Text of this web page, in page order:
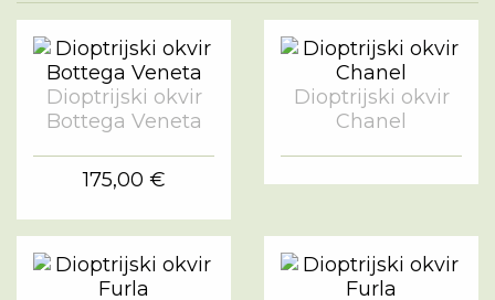
Dioptrijski okvir
Bottega Veneta
175,00 €
Dioptrijski okvir
Chanel